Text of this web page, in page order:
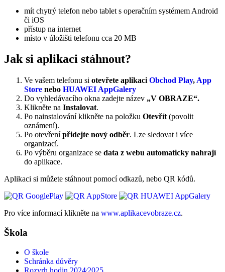
mít chytrý telefon nebo tablet s operačním systémem Android
či iOS
přístup na internet
místo v úložišti telefonu cca 20 MB
Jak si aplikaci stáhnout?
Ve vašem telefonu si otevřete aplikaci Obchod Play, App
Store nebo HUAWEI AppGalery
Do vyhledávacího okna zadejte název „V OBRAZE“.
Klikněte na Instalovat.
Po nainstalování klikněte na položku Otevřít (povolit
oznámení).
Po otevřenípřidejte nový odběr. Lze sledovat i více
organizací.
Po výběru organizace se data z webu automaticky nahrají
do aplikace.
Aplikaci si můžete stáhnout pomocí odkazů, nebo QR kódů.
Pro více informací klikněte na www.aplikacevobraze.cz.
Škola
O škole
Schránka důvěry
Rozvrh hodin 2024⁄2025